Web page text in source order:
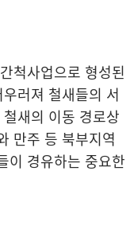
척사업으로 형성된
러져 철새들의 서
새의 이동 경로상
만주 등 북부지역
이 경유하는 중요한